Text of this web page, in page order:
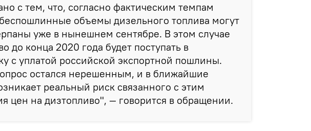
с тем, что, согласно фактическим темпам
объемы дизельного топлива могут
уже в нынешнем сентябре. В этом случае
до конца 2020 года будет поступать в
с уплатой российской экспортной пошлины.
остался нерешенным, и в ближайшие
реальный риск связанного с этим
цен на дизтопливо", — говорится в обращении.